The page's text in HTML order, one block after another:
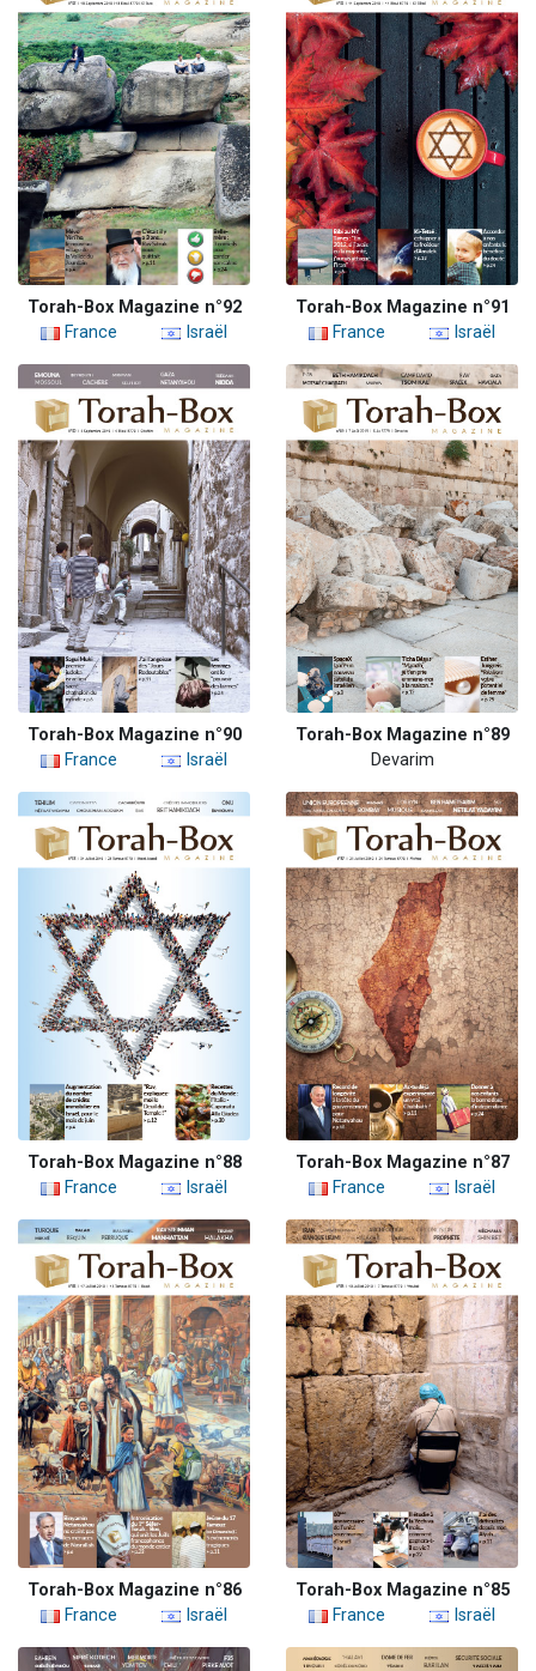
Torah-Box Magazine n°92
France
Israël
Torah-Box Magazine n°91
France
Israël
Torah-Box Magazine n°90
France
Israël
Torah-Box Magazine n°89
Devarim
Torah-Box Magazine n°88
France
Israël
Torah-Box Magazine n°87
France
Israël
Torah-Box Magazine n°86
France
Israël
Torah-Box Magazine n°85
France
Israël